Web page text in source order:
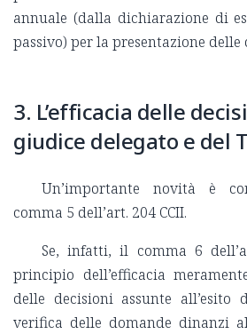
annuale (dalla dichiarazione di
passivo) per la presentazione
3. L’efficacia delle
giudice delegato e del
Un’importante novità è
comma 5 dell’art. 204 CCII.
Se, infatti, il comma 6
principio dell’efficacia
delle decisioni assunte all’esito
verifica delle domande dinanzi